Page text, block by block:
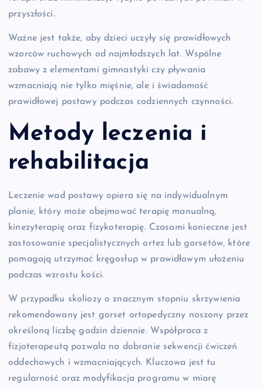
przyszłości.
Ważne jest także, aby dzieci uczyły się prawidłowych
wzorców ruchowych od najmłodszych lat. Wspólne
zabawy z elementami gimnastyki czy pływania
wzmacniają nie tylko mięśnie, ale i świadomość
prawidłowej postawy podczas codziennych czynności.
Metody leczenia i
rehabilitacja
Leczenie wad postawy opiera się na indywidualnym
planie, który może obejmować terapię manualną,
kinezyterapię oraz fizykoterapię. Czasami konieczne jest
zastosowanie specjalistycznych ortez lub gorsetów, które
pomagają utrzymać kręgosłup w prawidłowym ułożeniu
podczas wzrostu kości.
W przypadku skoliozy o znacznym stopniu skrzywienia
rekomendowany jest gorset ortopedyczny noszony przez
określoną liczbę godzin dziennie. Współpraca z
fizjoterapeutą pozwala na dobranie sekwencji ćwiczeń
oddechowych i wzmacniających. Kluczowa jest tu
regularność oraz modyfikacja programu w miarę